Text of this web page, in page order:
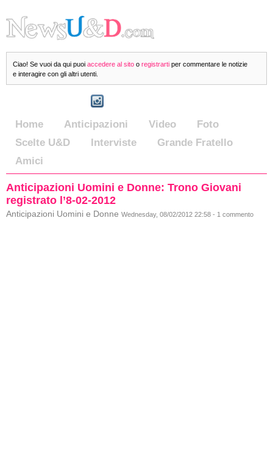
Ciao! Se vuoi da qui puoi accedere al sito o registrarti per commentare le notizie
e interagire con gli altri utenti.
Home Anticipazioni Video
Foto
Scelte U&D
Interviste
Grande Fratello
Amici
Anticipazioni Uomini e Donne: Trono Giovani
registrato l’8-02-2012
Anticipazioni Uomini e Donne Wednesday, 08/02/2012 22:58 - 1 commento